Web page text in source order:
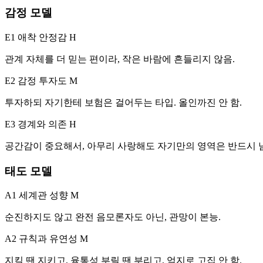
감정 모델
E1 애착 안정감 H
관계 자체를 더 믿는 편이라, 작은 바람에 흔들리지 않음.
E2 감정 투자도 M
투자하되 자기한테 보험은 걸어두는 타입. 올인까진 안 함.
E3 경계와 의존 H
공간감이 중요해서, 아무리 사랑해도 자기만의 영역은 반드시
태도 모델
A1 세계관 성향 M
순진하지도 않고 완전 음모론자도 아닌, 관망이 본능.
A2 규칙과 유연성 M
지킬 땐 지키고, 융통성 부릴 땐 부리고, 억지로 고집 안 함.